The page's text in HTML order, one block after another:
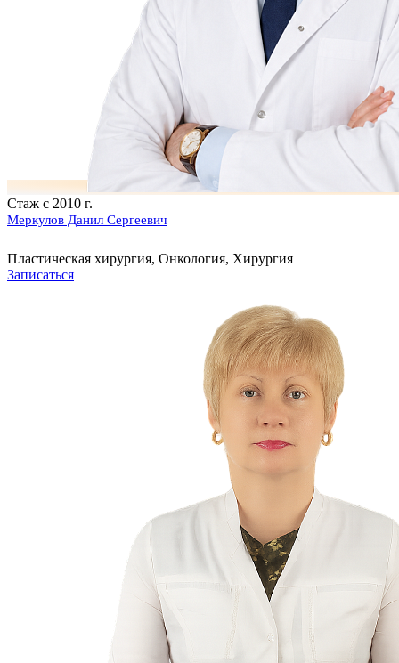
Стаж с 2010 г.
Меркулов Данил Сергеевич
Пластическая хирургия, Онкология, Хирургия
Записаться